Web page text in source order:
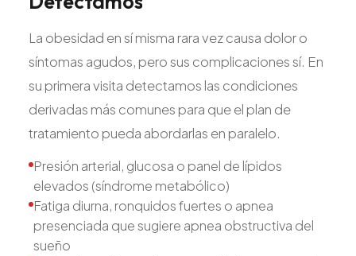
La obesidad en sí misma rara vez causa dolor o
síntomas agudos, pero sus complicaciones sí. En
su primera visita detectamos las condiciones
derivadas más comunes para que el plan de
tratamiento pueda abordarlas en paralelo.
Presión arterial, glucosa o panel de lípidos
elevados (síndrome metabólico)
Fatiga diurna, ronquidos fuertes o apnea
presenciada que sugiere apnea obstructiva del
sueño